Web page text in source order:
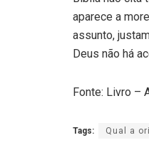
aparece a
assunto,
Deus não há
Fonte: Livro –
Tags: Qual a